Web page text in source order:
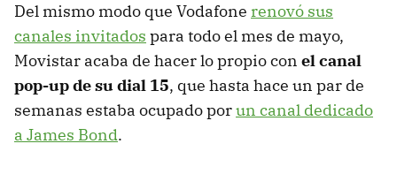
Del mismo modo que Vodafone renovó sus
canales invitados para todo el mes de mayo,
Movistar acaba de hacer lo propio con el canal
pop-up de su dial 15, que hasta hace un par de
semanas estaba ocupado porun canal dedicado
a James Bond.